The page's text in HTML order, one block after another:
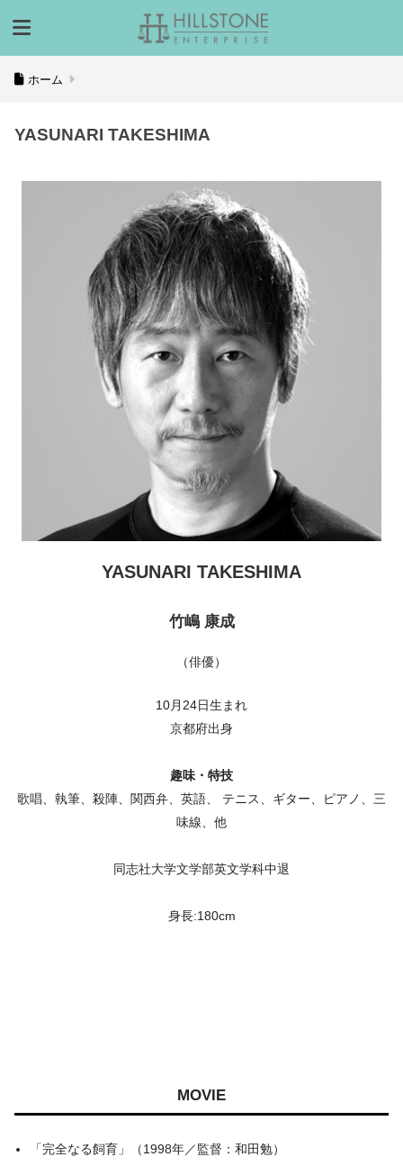
ホーム
YASUNARI TAKESHIMA
YASUNARI TAKESHIMA
竹嶋 康成
（俳優）
10月24日生まれ
京都府出身
趣味・特技
歌唱、執筆、殺陣、関西弁、英語、 テニス、ギター、ピアノ、三
味線、他
同志社大学文学部英文学科中退
身長:180cm
MOVIE
「完全なる飼育」（1998年／監督：和田勉）